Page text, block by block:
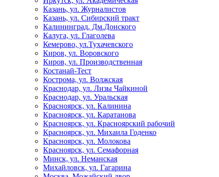
Казань, ул. Журналистов
Казань, ул. Сибирский тракт
Калининград, Дм.Донского
Калуга, ул. Глаголева
Кемерово, ул.Тухачевского
Киров, ул. Воровского
Киров, ул. Производственная
Костанай-Тест
Кострома, ул. Волжская
Краснодар, ул. Лизы Чайкиной
Краснодар, ул. Уральская
Красноярск, ул. Калинина
Красноярск, ул. Каратанова
Красноярск, ул. Красноярский рабочий
Красноярск, ул. Михаила Годенко
Красноярск, ул. Молокова
Красноярск, ул. Семафорная
Минск, ул. Неманская
Михайловск, ул. Гагарина